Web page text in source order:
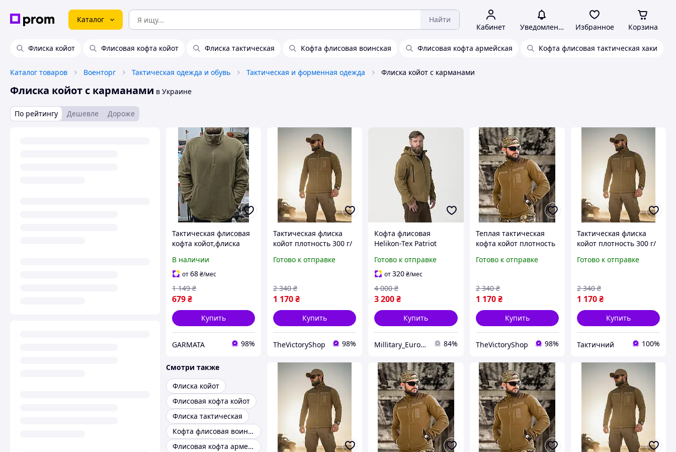
Каталог Найти
Кабинет Уведомления Избранное Корзина
Флиска койот Флисовая кофта койот Флиска тактическая Кофта флисовая воинская Флисовая кофта армейская Кофта флисовая тактическая хаки
Каталог товаров Военторг Тактическая одежда и обувь Тактическая и форменная одежда Флиска койот с карманами
Флиска койот с карманами в Украине
По рейтингу Дешевле Дороже
Тактическая флисовая
кофта койот,флиска
карманами,флиска
зсу,флиска зсу
койот,кофта койот
В наличии
от68₴/мес
679₴
1 149 ₴
Купить
GARMATA 98%
Тактическая флиска
койот плотность 300 г/
карманами, флисовая
Готово к отправке
1 170₴
2 340 ₴
Купить
TheVictoryShop 98%
Кофта флисовая
Helikon-Tex Patriot
тактическая
утепленная флиска
койот с капюшоном и
карманами
Готово к отправке
от320₴/мес
3 200₴
4 000 ₴
Купить
Millitary_Europe_Store 84%
Теплая тактическая
кофта койот плотность
армейская на молнии с
Готово к отправке
1 170 ₴
2 340 ₴
Купить
TheVictoryShop 98%
Тактическая флиска
койот плотность 300 г/
карманами, флисовая
Готово к отправке
1 170₴
2 340 ₴
Купить
Тактичний 100%
Смотри также
Флиска койот
Флисовая кофта койот
Флиска тактическая
Кофта флисовая воинская
Флисовая кофта армейская